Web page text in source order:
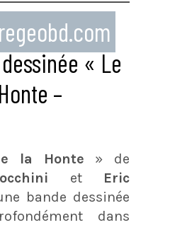
« Le
–
la Honte » de
et Eric
bande dessinée
dans